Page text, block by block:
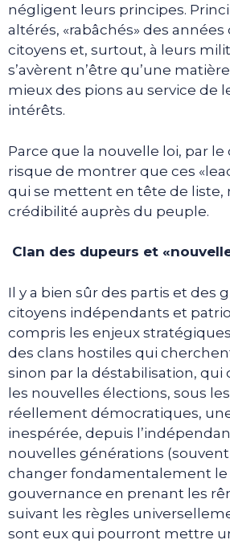
négligent leurs principes.
altérés, «rabâchés» des
citoyens et, surtout, à leurs
s’avèrent n’être qu’une
mieux des pions au service de
intérêts.
Parce que la nouvelle loi, par le
risque de montrer que ces
qui se mettent en tête de liste,
crédibilité auprès du peuple.
Clan des dupeurs et
Il y a bien sûr des partis et des
citoyens indépendants et
compris les enjeux
des clans hostiles qui
sinon par la déstabilisation, qui
les nouvelles élections, sous
réellement démocratiques,
inespérée, depuis
nouvelles générations
changer fondamentalement le
gouvernance en prenant les
suivant les règles
sont eux qui pourront mettre